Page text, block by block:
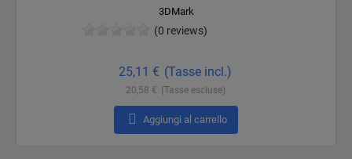
3DMark
(0 reviews)
25,11 € (Tasse incl.)
20,58 € (Tasse escluse)
 Aggiungi al carrello